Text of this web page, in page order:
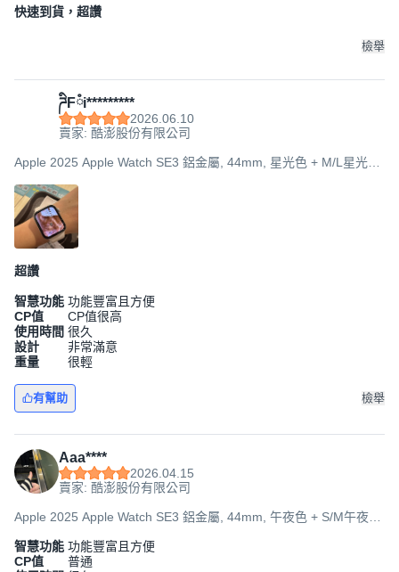
快速到貨，超讚
檢舉
ཌིFཾi*********
2026.06.10
賣家: 酷澎股份有限公司
Apple 2025 Apple Watch SE3 鋁金屬, 44mm, 星光色 + M/L星光色
超讚
智慧功能 功能豐富且方便
CP值
CP值很高
使用時間 很久
設計
非常滿意
重量
很輕
有幫助 檢舉
Aaa****
2026.04.15
賣家: 酷澎股份有限公司
Apple 2025 Apple Watch SE3 鋁金屬, 44mm, 午夜色 + S/M午夜色
智慧功能 功能豐富且方便
CP值
普通